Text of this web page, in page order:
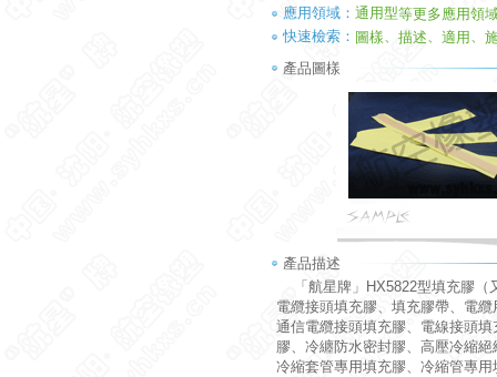
應用領域： 通用型等更多應用領
快速檢索： 圖樣、 描述、 適用、
產品圖樣
產品描述
「航星牌」HX5822型填充膠（
電纜接頭填充膠、填充膠帶、電
通信電纜接頭填充膠、電線接頭
膠、冷纏防水密封膠、高壓冷縮
冷縮套管專用填充膠、冷縮管專